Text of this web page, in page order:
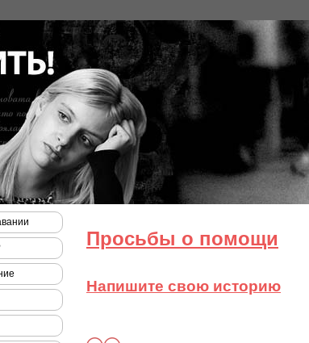
оценить тяжесть своего состояния и
Просьбы о помощи
Напишите свою историю